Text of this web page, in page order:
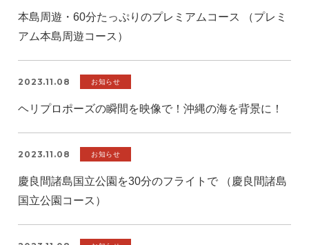
本島周遊・60分たっぷりのプレミアムコース （プレミ
アム本島周遊コース）
2023.11.08 お知らせ
ヘリプロポーズの瞬間を映像で！沖縄の海を背景に！
2023.11.08 お知らせ
慶良間諸島国立公園を30分のフライトで （慶良間諸島
国立公園コース）